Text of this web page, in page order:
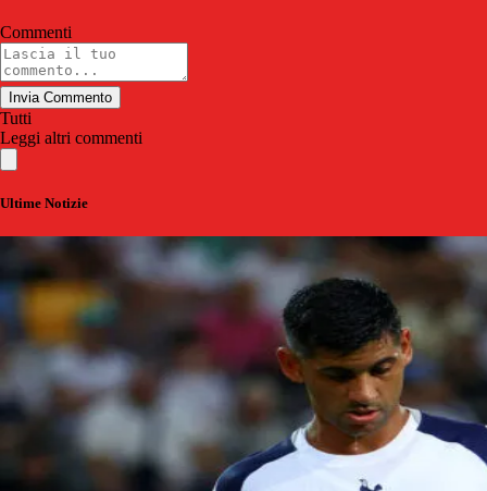
Commenti
Invia Commento
Tutti
Leggi altri commenti
Ultime Notizie